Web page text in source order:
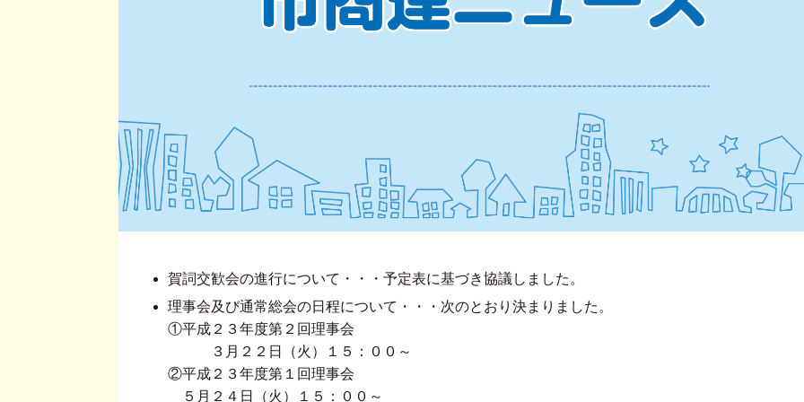
賀詞交歓会の進行について・・・予定表に基づき協議しました。
理事会及び通常総会の日程について・・・次のとおり決まりました。
①平成２３年度第２回理事会
３月２２日（火）１５：００～
②平成２３年度第１回理事会
５月２４日（火）１５：００～